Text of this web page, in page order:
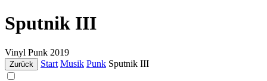
Sputnik III
Vinyl Punk 2019
Zurück Start Musik Punk Sputnik III